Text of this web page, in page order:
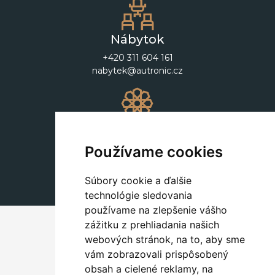
Používame cookies
Súbory cookie a ďalšie
technológie sledovania
používame na zlepšenie vášho
zážitku z prehliadania našich
webových stránok, na to, aby sme
vám zobrazovali prispôsobený
obsah a cielené reklamy, na
Nábytok
+420 311 604 161
nabytek@autronic.cz
+420 311 604 182
dekorace@autronic.cz